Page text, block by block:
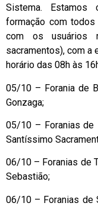
Sistema. Estamos
formação com todos
com os usuários
sacramentos), com a
horário das 08h às
05/10 – Forania de
Gonzaga;
05/10 – Foranias de
Santíssimo
06/10 – Foranias de
Sebastião;
06/10 – Foranias de